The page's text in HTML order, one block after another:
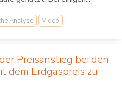
Analyse Video
Preisanstieg bei den
dem Erdgaspreis zu